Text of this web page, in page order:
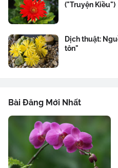
("Truyện Kiều")
Dịch thuật:
tôn"
Bài Đăng Mới Nhất